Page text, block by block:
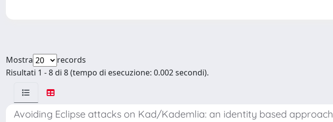
Mostra
records
Risultati 1 - 8 di 8 (tempo di esecuzione: 0.002 secondi).
Avoiding Eclipse attacks on Kad/Kademlia: an identity based approach